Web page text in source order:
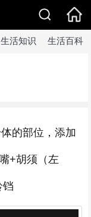
生活知识 生活百科
的部位，添加
+胡须（左
铛